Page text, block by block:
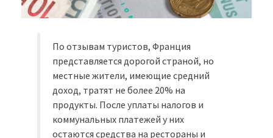
По отзывам туристов, Франция
представляется дорогой страной, но
местные жители, имеющие средний
доход, тратят не более 20% на
продукты. После уплаты налогов и
коммунальных платежей у них
остаются средства на рестораны и